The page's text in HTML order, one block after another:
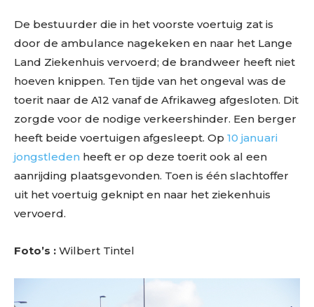
De bestuurder die in het voorste voertuig zat is
door de ambulance nagekeken en naar het Lange
Land Ziekenhuis vervoerd; de brandweer heeft niet
hoeven knippen. Ten tijde van het ongeval was de
toerit naar de A12 vanaf de Afrikaweg afgesloten. Dit
zorgde voor de nodige verkeershinder. Een berger
heeft beide voertuigen afgesleept. Op 10 januari
jongstleden heeft er op deze toerit ook al een
aanrijding plaatsgevonden. Toen is één slachtoffer
uit het voertuig geknipt en naar het ziekenhuis
vervoerd.
Foto’s : Wilbert Tintel